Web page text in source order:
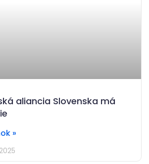
aliancia Slovenska má
»